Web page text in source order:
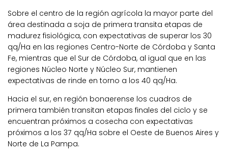
Sobre el centro de la región agrícola la mayor parte del
área destinada a soja de primera transita etapas de
madurez fisiológica, con expectativas de superar los 30
qq/Ha en las regiones Centro-Norte de Córdoba y Santa
Fe, mientras que el Sur de Córdoba, al igual que en las
regiones Núcleo Norte y Núcleo Sur, mantienen
expectativas de rinde en torno a los 40 qq/Ha.
Hacia el sur, en región bonaerense los cuadros de
primera también transitan etapas finales del ciclo y se
encuentran próximos a cosecha con expectativas
próximos a los 37 qq/Ha sobre el Oeste de Buenos Aires y
Norte de La Pampa.